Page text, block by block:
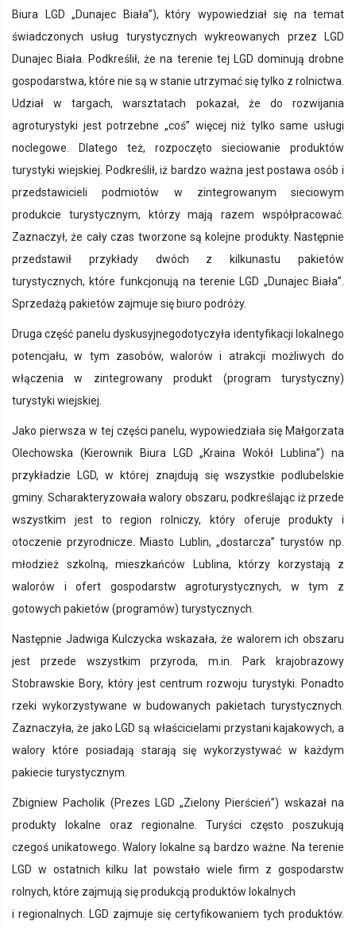
Biura LGD „Dunajec Biała”), który wypowiedział się na temat
świadczonych usług turystycznych wykreowanych przez LGD
Dunajec Biała. Podkreślił, że na terenie tej LGD dominują drobne
gospodarstwa, które nie są w stanie utrzymać się tylko z rolnictwa.
Udział w targach, warsztatach pokazał, że do rozwijania
agroturystyki jest potrzebne „coś” więcej niż tylko same usługi
noclegowe. Dlatego też, rozpoczęto sieciowanie produktów
turystyki wiejskiej. Podkreślił, iż bardzo ważna jest postawa osób i
przedstawicieli podmiotów w zintegrowanym sieciowym
produkcie turystycznym, którzy mają razem współpracować.
Zaznaczył, że cały czas tworzone są kolejne produkty. Następnie
przedstawił przykłady dwóch z kilkunastu pakietów
turystycznych, które funkcjonują na terenie LGD „Dunajec Biała”.
Sprzedażą pakietów zajmuje się biuro podróży.
Druga część panelu dyskusyjnegodotyczyła identyfikacji lokalnego
potencjału, w tym zasobów, walorów i atrakcji możliwych do
włączenia w zintegrowany produkt (program turystyczny)
turystyki wiejskiej.
Jako pierwsza w tej części panelu, wypowiedziała się Małgorzata
Olechowska (Kierownik Biura LGD „Kraina Wokół Lublina”) na
przykładzie LGD, w której znajdują się wszystkie podlubelskie
gminy. Scharakteryzowała walory obszaru, podkreślając iż przede
wszystkim jest to region rolniczy, który oferuje produkty i
otoczenie przyrodnicze. Miasto Lublin, „dostarcza” turystów np.
młodzież szkolną, mieszkańców Lublina, którzy korzystają z
walorów i ofert gospodarstw agroturystycznych, w tym z
gotowych pakietów (programów) turystycznych.
Następnie Jadwiga Kulczycka wskazała, że walorem ich obszaru
jest przede wszystkim przyroda, m.in. Park krajobrazowy
Stobrawskie Bory, który jest centrum rozwoju turystyki. Ponadto
rzeki wykorzystywane w budowanych pakietach turystycznych.
Zaznaczyła, że jako LGD są właścicielami przystani kajakowych, a
walory które posiadają starają się wykorzystywać w każdym
pakiecie turystycznym.
Zbigniew Pacholik (Prezes LGD „Zielony Pierścień”) wskazał na
produkty lokalne oraz regionalne. Turyści często poszukują
czegoś unikatowego. Walory lokalne są bardzo ważne. Na terenie
LGD w ostatnich kilku lat powstało wiele firm z gospodarstw
rolnych, które zajmują się produkcją produktów lokalnych
i regionalnych. LGD zajmuje się certyfikowaniem tych produktów.